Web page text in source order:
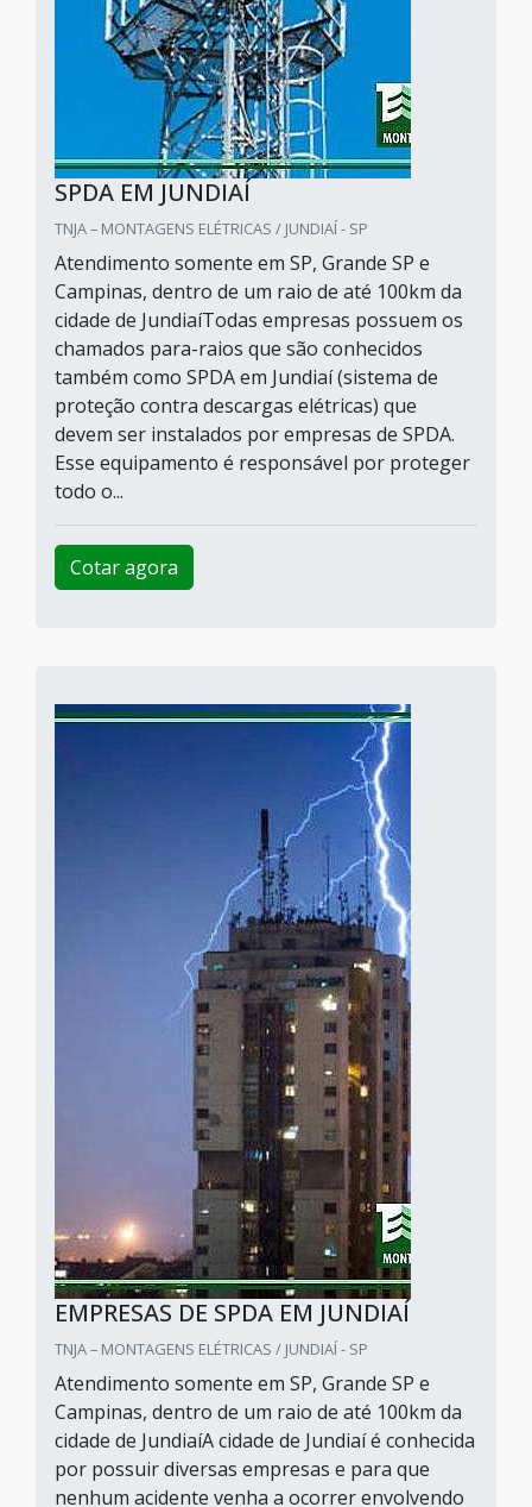
SPDA EM JUNDIAÍ
TNJA – MONTAGENS ELÉTRICAS / JUNDIAÍ - SP
Atendimento somente em SP, Grande SP e
Campinas, dentro de um raio de até 100km da
cidade de JundiaíTodas empresas possuem os
chamados para-raios que são conhecidos
também como SPDA em Jundiaí (sistema de
proteção contra descargas elétricas) que
devem ser instalados por empresas de SPDA.
Esse equipamento é responsável por proteger
todo o...
Cotar agora
EMPRESAS DE SPDA EM JUNDIAÍ
TNJA – MONTAGENS ELÉTRICAS / JUNDIAÍ - SP
Atendimento somente em SP, Grande SP e
Campinas, dentro de um raio de até 100km da
cidade de JundiaíA cidade de Jundiaí é conhecida
por possuir diversas empresas e para que
nenhum acidente venha a ocorrer envolvendo